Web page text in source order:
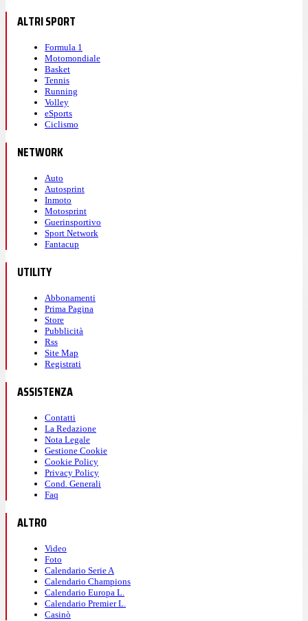
ALTRI SPORT
Formula 1
Motomondiale
Basket
Tennis
Running
Volley
eSports
Ciclismo
NETWORK
Auto
Autosprint
Inmoto
Motosprint
Guerinsportivo
Sport Network
Fantacup
UTILITY
Abbonamenti
Prima Pagina
Store
Pubblicità
Rss
Site Map
Registrati
ASSISTENZA
Contatti
La Redazione
Nota Legale
Gestione Cookie
Cookie Policy
Privacy Policy
Cond. Generali
Faq
ALTRO
Video
Foto
Calendario Serie A
Calendario Champions
Calendario Europa L.
Calendario Premier L.
Casinò